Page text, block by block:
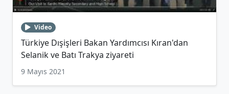
Video
Türkiye Dışişleri Bakan Yardımcısı Kıran'dan
Selanik ve Batı Trakya ziyareti
9 Mayıs 2021